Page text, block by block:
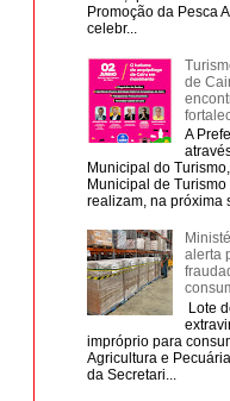
Promoção da Pesca
celebr...
de
A
Municipal do
Municipal de
realizam, na próxima
alerta
Lote
impróprio para
Agricultura e
da Secretari...